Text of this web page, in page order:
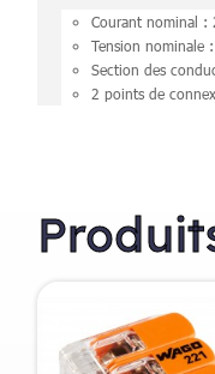
Courant nominal :
Tension nominale
Section des
2 points de